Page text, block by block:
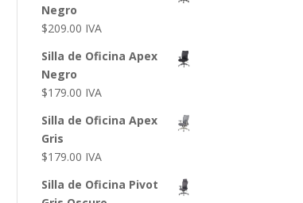
Negro
$209.00 IVA
Silla de Oficina Apex
Negro
$179.00 IVA
Silla de Oficina Apex
Gris
$179.00 IVA
Silla de Oficina Pivot